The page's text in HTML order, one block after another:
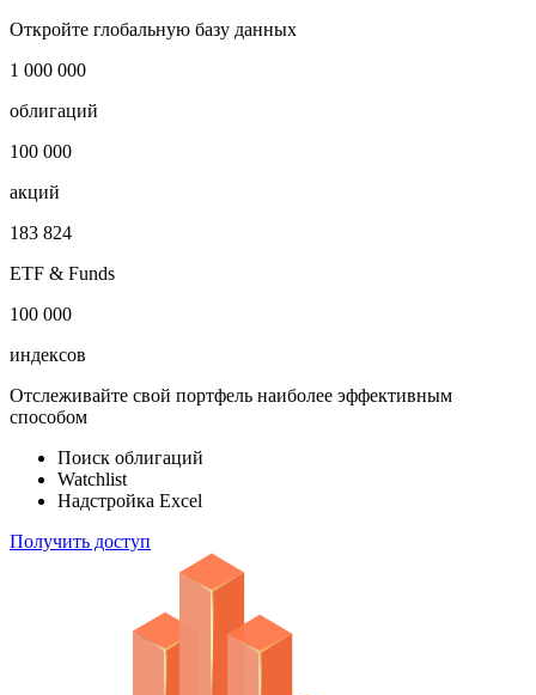
Откройте глобальную базу данных
1 000 000
облигаций
100 000
акций
183 824
ETF & Funds
100 000
индексов
Отслеживайте свой портфель наиболее эффективным
способом
Поиск облигаций
Watchlist
Надстройка Excel
Получить доступ